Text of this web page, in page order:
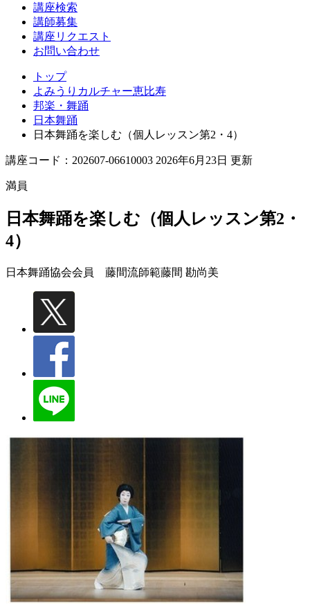
講座検索
講師募集
講座リクエスト
お問い合わせ
トップ
よみうりカルチャー恵比寿
邦楽・舞踊
日本舞踊
日本舞踊を楽しむ（個人レッスン第2・4）
講座コード：202607-06610003 2026年6月23日 更新
満員
日本舞踊を楽しむ（個人レッスン第2・
4）
日本舞踊協会会員 藤間流師範藤間 勘尚美